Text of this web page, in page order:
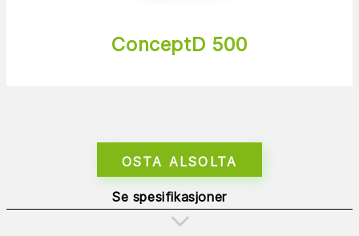
ConceptD 500
OSTA ALSOLTA
Se spesifikasjoner